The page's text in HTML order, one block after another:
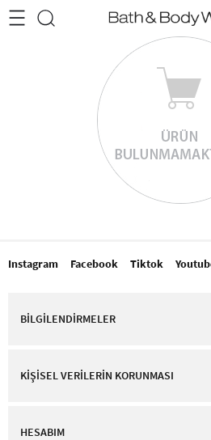
•2200₺ ve Üzeri Kargo Ücretsiz!•
Instagram Facebook Tiktok
BİLGİLENDİRMELER
KİŞİSEL VERİLERİN KORUNMASI
HESABIM